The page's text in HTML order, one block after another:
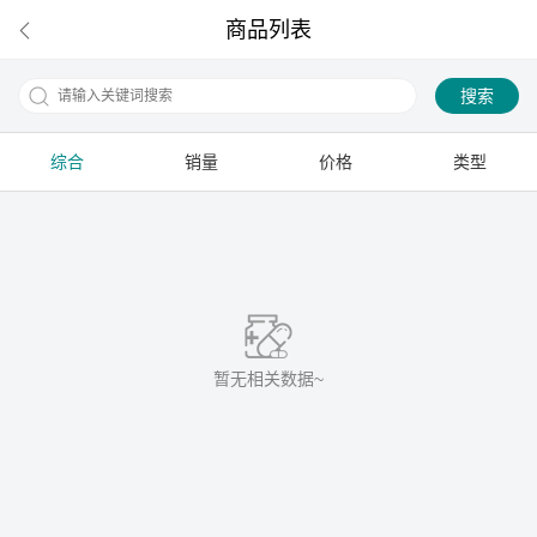
商品列表
搜索
综合 销量 价格 类型
暂无相关数据~